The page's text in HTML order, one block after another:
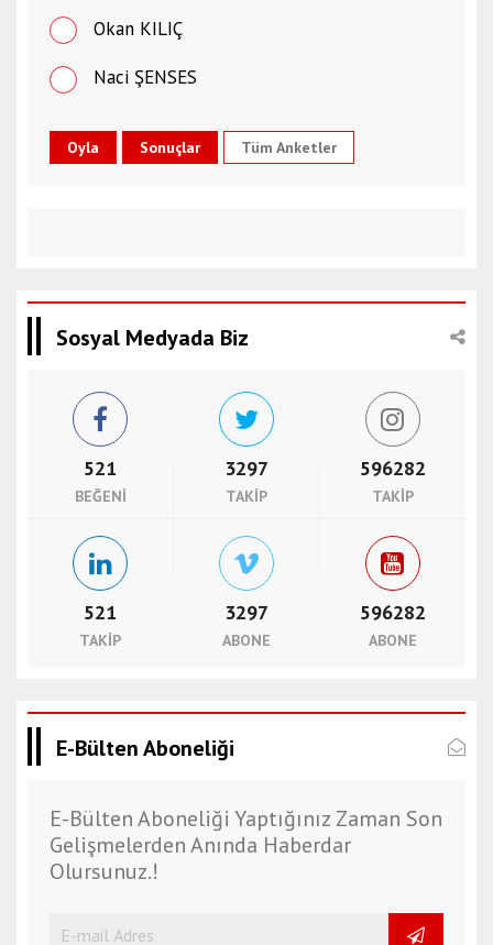
Okan KILIÇ
Naci ŞENSES
Tüm Anketler
Sosyal Medyada Biz
521
BEĞENI
3297
TAKIP
596282
TAKIP
521
TAKIP
3297
ABONE
596282
ABONE
E-Bülten Aboneliği
E-Bülten Aboneliği Yaptığınız Zaman Son
Gelişmelerden Anında Haberdar
Olursunuz.!